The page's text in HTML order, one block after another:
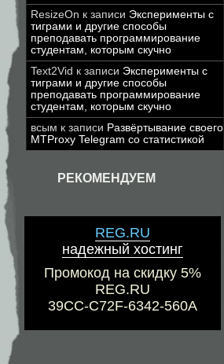
ResizeOn к записи Эксперименты с
тиграми и другие способы
преподавать программирование
студентам, которым скучно
Text2Vid к записи Эксперименты с
тиграми и другие способы
преподавать программирование
студентам, которым скучно
всым к записи Развёртывание своего
MTProxy Telegram со статистикой
РЕКОМЕНДУЕМ
REG.RU
надежный хостинг
Промокод на скидку 5%
REG.RU
39CC-C72F-6342-560A